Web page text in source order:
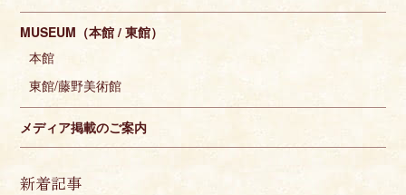
MUSEUM（本館 / 東館）
本館
東館/藤野美術館
メディア掲載のご案内
新着記事